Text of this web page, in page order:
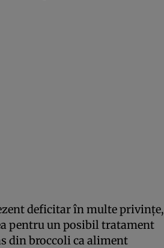
deficitar în multe privințe,
pentru un posibil tratament
din broccoli ca aliment